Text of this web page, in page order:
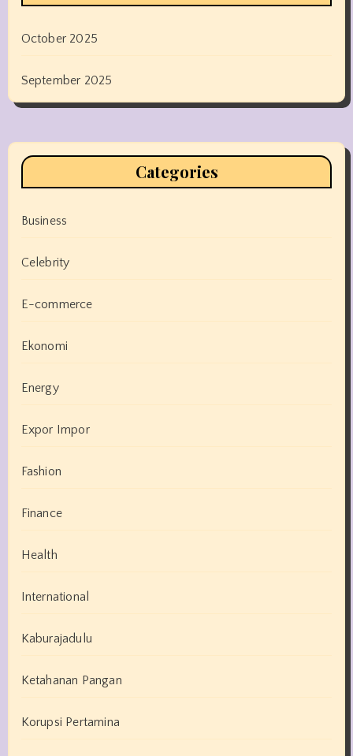
October 2025
September 2025
Categories
Business
Celebrity
E-commerce
Ekonomi
Energy
Expor Impor
Fashion
Finance
Health
International
Kaburajadulu
Ketahanan Pangan
Korupsi Pertamina